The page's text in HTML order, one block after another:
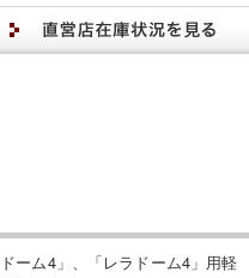
ーム4」、「レラドーム4」用軽